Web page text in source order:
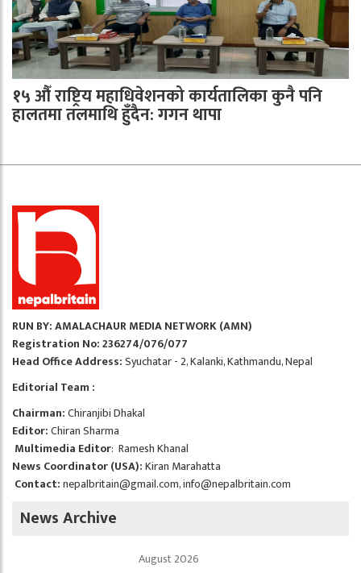
१५ औँ राष्ट्रिय महाधिवेशनको कार्यतालिका कुनै पनि
हालतमा तलमाथि हुँदैन: गगन थापा
RUN BY: AMALACHAUR MEDIA NETWORK (AMN)
Registration No: 236274/076/077
Head Office Address:Syuchatar - 2, Kalanki, Kathmandu, Nepal
Editorial Team :
Chairman:Chiranjibi Dhakal
Editor:Chiran Sharma
Multimedia Editor: Ramesh Khanal
News Coordinator (USA):Kiran Marahatta
Contact:nepalbritain@gmail.com,info@nepalbritain.com
News Archive
August 2026